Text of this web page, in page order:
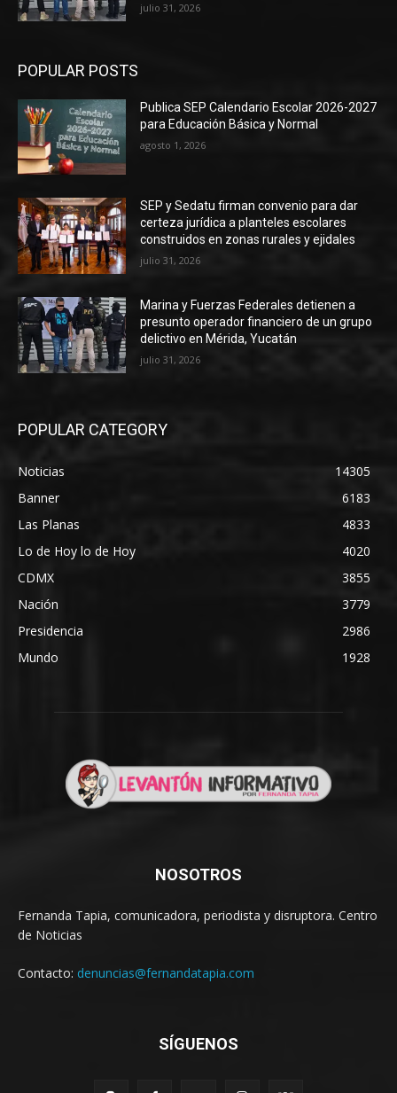
julio 31, 2026
POPULAR POSTS
Publica SEP Calendario Escolar 2026-2027
para Educación Básica y Normal
agosto 1, 2026
SEP y Sedatu firman convenio para dar
certeza jurídica a planteles escolares
construidos en zonas rurales y ejidales
julio 31, 2026
Marina y Fuerzas Federales detienen a
presunto operador financiero de un grupo
delictivo en Mérida, Yucatán
julio 31, 2026
POPULAR CATEGORY
Noticias
14305
Banner
6183
Las Planas
4833
Lo de Hoy lo de Hoy
4020
CDMX
3855
Nación
3779
Presidencia
2986
Mundo
1928
NOSOTROS
Fernanda Tapia, comunicadora, periodista y disruptora. Centro
de Noticias
Contacto: denuncias@fernandatapia.com
SÍGUENOS